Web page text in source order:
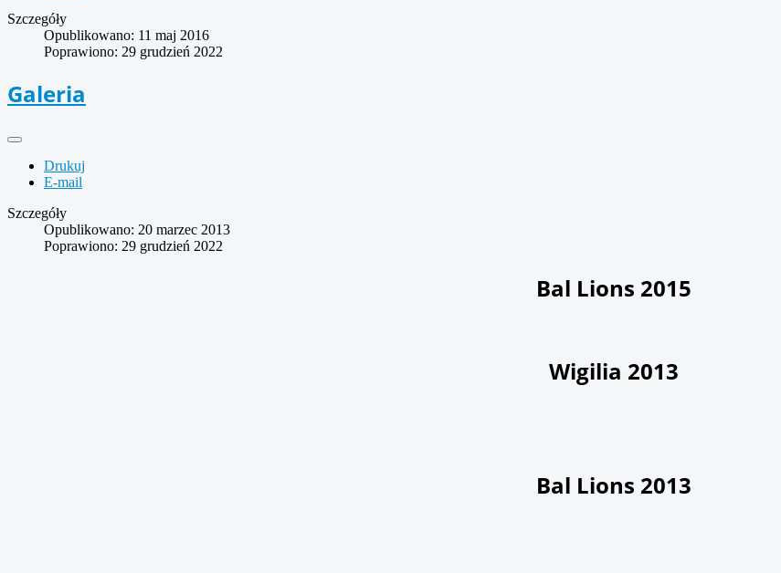
Szczegóły
Opublikowano: 11 maj 2016
Poprawiono: 29 grudzień 2022
Galeria
Drukuj
E-mail
Szczegóły
Opublikowano: 20 marzec 2013
Poprawiono: 29 grudzień 2022
Bal Lions 2015
Wigilia 2013
Bal Lions 2013